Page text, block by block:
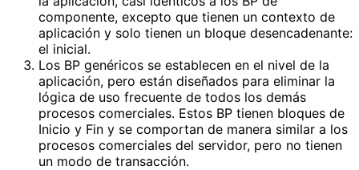
componente, excepto que tienen un contexto de
aplicación y solo tienen un bloque desencadenante:
el inicial.
Los BP genéricos se establecen en el nivel de la
aplicación, pero están diseñados para eliminar la
lógica de uso frecuente de todos los demás
procesos comerciales. Estos BP tienen bloques de
Inicio y Fin y se comportan de manera similar a los
procesos comerciales del servidor, pero no tienen
un modo de transacción.